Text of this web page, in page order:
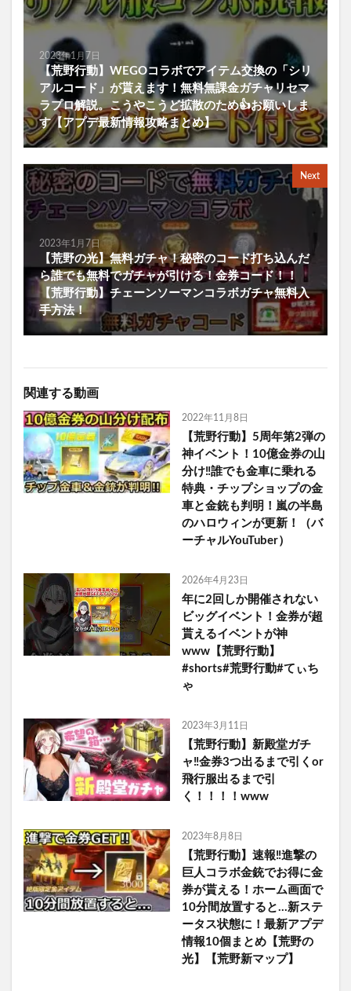
2023年1月7日
【荒野行動】WEGOコラボでアイテム交換の「シリ
アルコード」が貰えます！無料無課金ガチャリセマ
ラプロ解説。こうやこうど拡散のため👍お願いしま
す【アプデ最新情報攻略まとめ】
Next
2023年1月7日
【荒野の光】無料ガチャ！秘密のコード打ち込んだ
ら誰でも無料でガチャが引ける！金券コード！！
【荒野行動】チェーンソーマンコラボガチャ無料入
手方法！
関連する動画
2022年11月8日
【荒野行動】5周年第2弾の
神イベント！10億金券の山
分け‼誰でも金車に乗れる
特典・チップショップの金
車と金銃も判明！嵐の半島
のハロウィンが更新！（バ
ーチャルYouTuber）
2026年4月23日
年に2回しか開催されない
ビッグイベント！金券が超
貰えるイベントが神
www【荒野行動】
#shorts#荒野行動#てぃち
ゃ
2023年3月11日
【荒野行動】新殿堂ガチ
ャ‼︎金券3つ出るまで引くor
飛行服出るまで引
く！！！！www
2023年8月8日
【荒野行動】速報‼進撃の
巨人コラボ金銃でお得に金
券が貰える！ホーム画面で
10分間放置すると…新ステ
ータス状態に！最新アプデ
情報10個まとめ【荒野の
光】【荒野新マップ】